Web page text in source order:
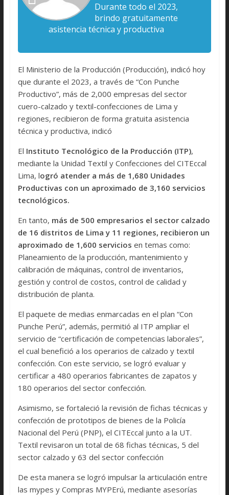
Durante todo el 2023,
brindo gratuitamente
asistencia técnica y productiva
El Ministerio de la Producción (Producción), indicó hoy
que durante el 2023, a través de “Con Punche
Productivo”, más de 2,000 empresas del sector
cuero-calzado y textil-confecciones de Lima y
regiones, recibieron de forma gratuita asistencia
técnica y productiva, indicó
El Instituto Tecnológico de la Producción (ITP),
mediante la Unidad Textil y Confecciones del CITEccal
Lima, logró atender a más de 1,680 Unidades
Productivas con un aproximado de 3,160 servicios
tecnológicos.
En tanto, más de 500 empresarios el sector calzado
de 16 distritos de Lima y 11 regiones, recibieron un
aproximado de 1,600 servicios en temas como:
Planeamiento de la producción, mantenimiento y
calibración de máquinas, control de inventarios,
gestión y control de costos, control de calidad y
distribución de planta.
El paquete de medias enmarcadas en el plan “Con
Punche Perú”, además, permitió al ITP ampliar el
servicio de “certificación de competencias laborales”,
el cual benefició a los operarios de calzado y textil
confección. Con este servicio, se logró evaluar y
certificar a 480 operarios fabricantes de zapatos y
180 operarios del sector confección.
Asimismo, se fortaleció la revisión de fichas técnicas y
confección de prototipos de bienes de la Policía
Nacional del Perú (PNP), el CITEccal junto a la UT.
Textil revisaron un total de 68 fichas técnicas, 5 del
sector calzado y 63 del sector confección
De esta manera se logró impulsar la articulación entre
las mypes y Compras MYPErú, mediante asesorías